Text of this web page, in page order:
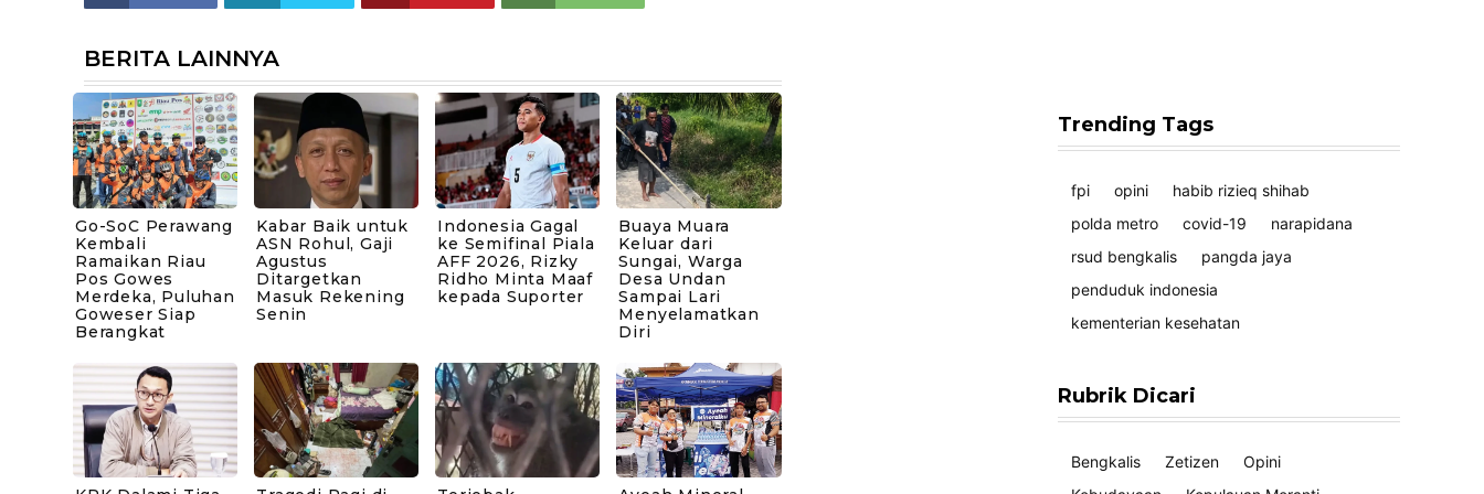
BERITA LAINNYA
Go-SoC Perawang
Kembali
Ramaikan Riau
Pos Gowes
Merdeka, Puluhan
Goweser Siap
Berangkat
Kabar Baik untuk
ASN Rohul, Gaji
Agustus
Ditargetkan
Masuk Rekening
Senin
Indonesia Gagal
ke Semifinal Piala
AFF 2026, Rizky
Ridho Minta Maaf
kepada Suporter
Buaya Muara
Keluar dari
Sungai, Warga
Desa Undan
Sampai Lari
Menyelamatkan
Diri
Trending Tags
fpi opini
habib rizieq shihab
polda metro
covid-19
narapidana
rsud bengkalis
pangda jaya
penduduk indonesia
kementerian kesehatan
Rubrik Dicari
Bengkalis Zetizen
Opini